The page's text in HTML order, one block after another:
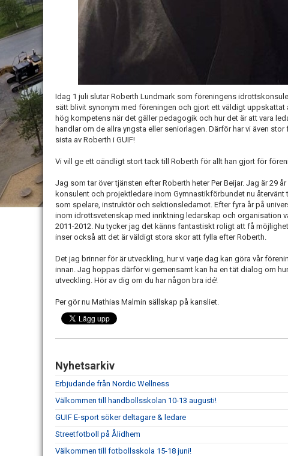
Idag 1 juli slutar Roberth Lundmark som föreningens
sätt blivit synonym med föreningen och gjort ett väldigt
hög kompetens när det gäller pedagogik och hur det är att vara
handlar om de allra yngsta eller seniorlagen. Därför har vi även
sista av Roberth i GUIF!
Vi vill ge ett oändligt stort tack till Roberth för allt han gjort för
Jag som tar över tjänsten efter Roberth heter Per Beijar. Jag är 29
konsulent och projektledare inom Gymnastikförbundet nu
som spelare, instruktör och sektionsledamot. Efter fyra år på
inom idrottsvetenskap med inriktning ledarskap och organisation
2011-2012. Nu tycker jag det känns fantastiskt roligt att få
inser också att det är väldigt stora skor att fylla efter Roberth.
Det jag brinner för är utveckling, hur vi varje dag kan göra vår
innan. Jag hoppas därför vi gemensamt kan ha en tät dialog om
utveckling. Hör av dig om du har någon bra idé!
Per gör nu Mathias Malmin sällskap på kansliet.
Nyhetsarkiv
Erbjudande från Nordic Wellness
Välkommen till handbollsskolan 10-13 augusti!
GUIF E-sport söker deltagare & ledare
Streetfotboll på Ålidhem
Välkommen till fotbollsskola 15-18 juni!